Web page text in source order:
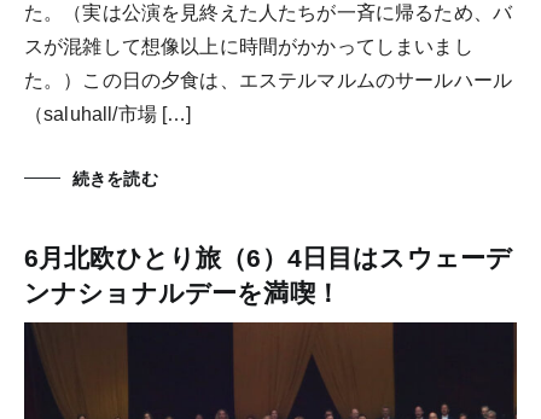
た。（実は公演を見終えた人たちが一斉に帰るため、バ
スが混雑して想像以上に時間がかかってしまいまし
た。）この日の夕食は、エステルマルムのサールハール
（saluhall/市場 […]
続きを読む
6月北欧ひとり旅（6）4日目はスウェーデ
ンナショナルデーを満喫！